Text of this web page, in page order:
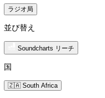
ラジオ局
並び替え
Soundcharts リーチ
国
🇿🇦 South Africa